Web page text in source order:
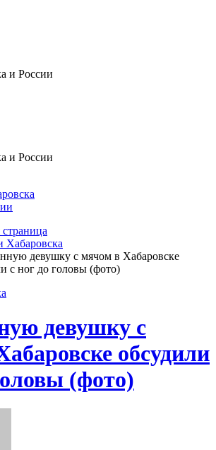
и России
и России
страница
Хабаровска
девушку с мячом в Хабаровске
с ног до головы (фото)
девушку с
обсудили
(фото)